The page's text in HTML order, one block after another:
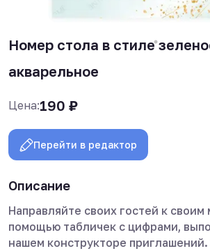
Номер стола в стиле
акварельное
Цена:190 ₽
Перейти в редактор
Описание
Направляйте своих гостей к своим
помощью табличек с цифрами,
нашем конструкторе